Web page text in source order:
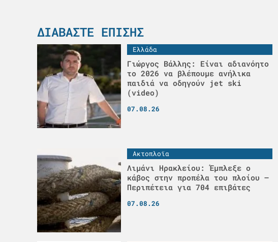
ΔΙΑΒΆΣΤΕ ΕΠΊΣΗΣ
Ελλάδα
Γιώργος Βάλλης: Είναι αδιανόητο
το 2026 να βλέπουμε ανήλικα
παιδιά να οδηγούν jet ski
(video)
07.08.26
Ακτοπλοϊα
Λιμάνι Ηρακλείου: Έμπλεξε ο
κάβος στην προπέλα του πλοίου –
Περιπέτεια για 704 επιβάτες
07.08.26